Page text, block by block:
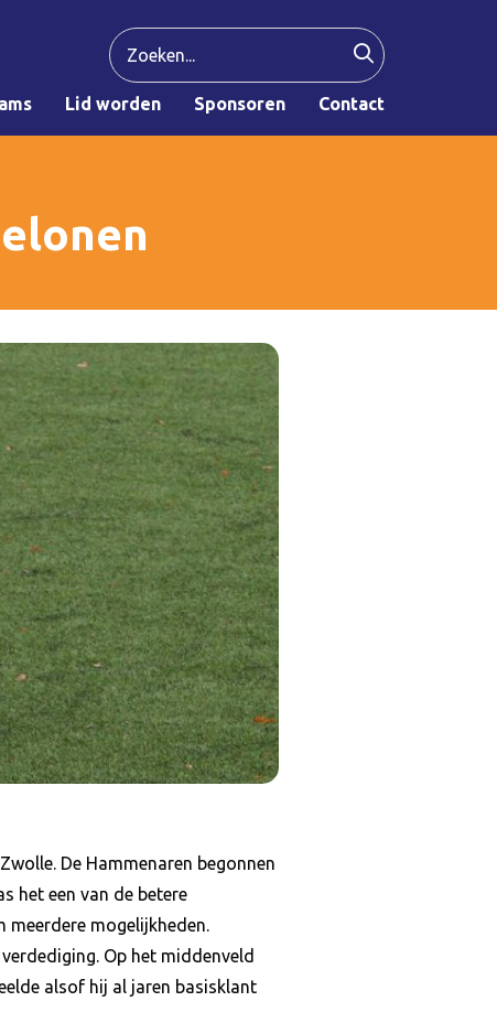
Lid worden Sponsoren Contact
De Hammenaren begonnen
het een van de betere
meerdere mogelijkheden.
Op het middenveld
alsof hij al jaren basisklant